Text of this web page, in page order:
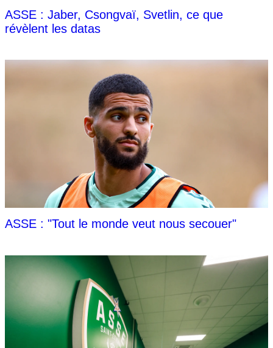
ASSE : Jaber, Csongvaï, Svetlin, ce que
révèlent les datas
ASSE : "Tout le monde veut nous secouer"